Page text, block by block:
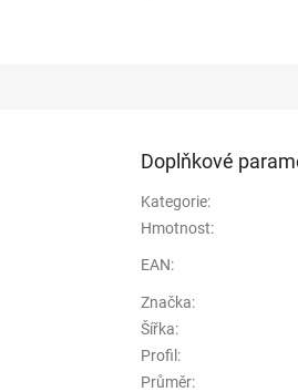
Doplňkové
Kategorie:
Hmotnost:
EAN:
Značka:
Šířka:
Profil :
Průměr: